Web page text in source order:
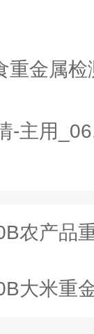
农产品
大米重